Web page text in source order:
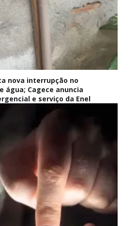
nova interrupção no
água; Cagece anuncia
e serviço da Enel